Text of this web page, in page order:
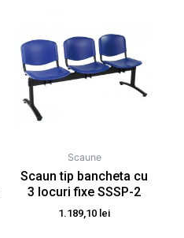
Scaune
Scaun tip bancheta cu
3 locuri fixe SSSP-2
1.189,10 lei